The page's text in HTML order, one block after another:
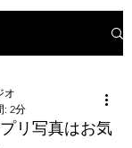
リ写真はお気
オ
: 2分